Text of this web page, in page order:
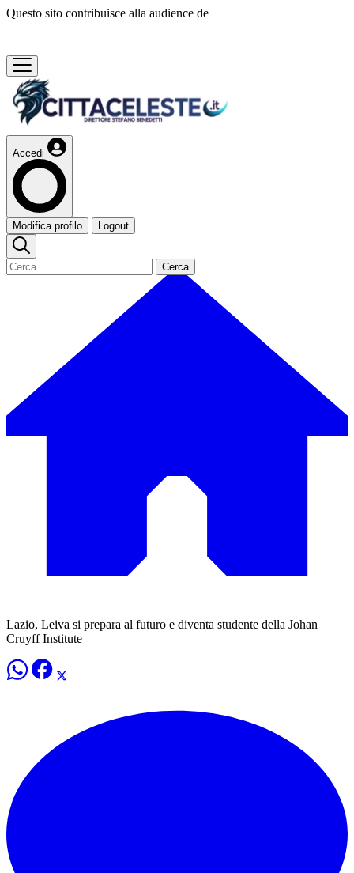
Questo sito contribuisce alla audience de
Accedi
Modifica profilo Logout
Cerca
Lazio, Leiva si prepara al futuro e diventa studente della Johan
Cruyff Institute